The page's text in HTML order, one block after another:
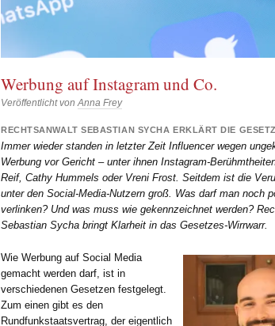
Werbung auf Instagram und Co.
Veröffentlicht vonAnna Frey
RECHTSANWALT SEBASTIAN SYCHA ERKLÄRT DIE
Immer wieder standen in letzter Zeit Influencer wegen
Werbung vor Gericht – unter ihnen Instagram-
Reif, Cathy Hummels oder Vreni Frost. Seitdem ist die
unter den Social-Media-Nutzern groß. Was darf man noch
verlinken? Und was muss wie gekennzeichnet werden?
Sebastian Sycha bringt Klarheit in das Gesetzes-Wirrwarr.
Wie Werbung auf Social Media
gemacht werden darf, ist in
verschiedenen Gesetzen festgelegt.
Zum einen gibt es den
Rundfunkstaatsvertrag, der eigentlich